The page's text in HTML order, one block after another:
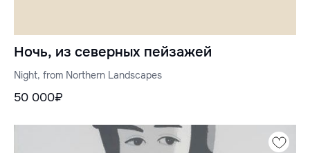
Ночь, из северных пейзажей
Night, from Northern Landscapes
50 000₽